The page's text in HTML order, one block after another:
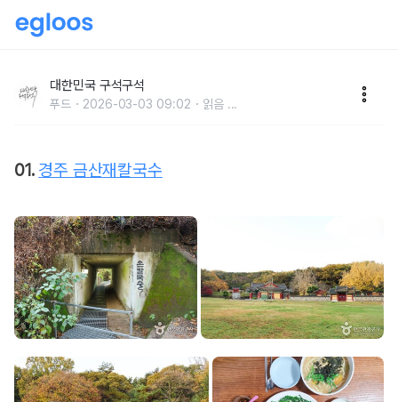
도 누들로드
대한민국 구석구석
푸드 2026-03-03 09:02 읽음 ...
01. 경주 금산재칼국수